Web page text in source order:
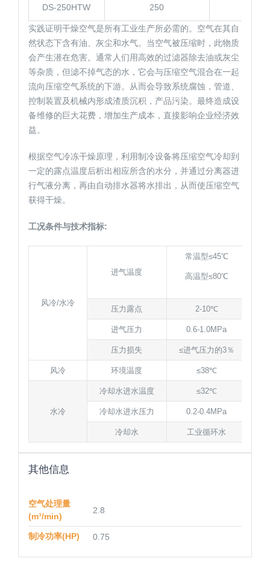
DS-250HTW 250
实践证明干燥空气是所有工业生产所必需的。空气在其自
然状态下含有油、灰尘和水气。当空气被压缩时，此物质
会产生潜在危害。通常人们用高效的过滤器除去油或灰尘
等杂质，但滤不掉气态的水，它会与压缩空气混合在一起
流向压缩空气系统的下游。从而会导致系统腐蚀，管道、
控制装置及机械内形成渣质沉积，产品污染。最终造成设
备维修的巨大花费，增加生产成本，直接影响企业经济效
益。
根据空气冷冻干燥原理，利用制冷设备将压缩空气冷却到
一定的露点温度后析出相应所含的水分，并通过分离器进
行气液分离，再由自动排水器将水排出，从而使压缩空气
获得干燥。
工况条件与技术指标:
风冷/水冷
进气温度
常温型≤45℃
高温型≤80℃
压力露点 2-10℃
进气压力 0.6-1.0MPa
压力损失 ≤进气压力的3％
风冷 环境温度 ≤38℃
水冷
冷却水进水温度 ≤32℃
冷却水进水压力 0.2-0.4MPa
冷却水 工业循环水
其他信息
空气处理量
(m³/min)
2.8
制冷功率(HP) 0.75